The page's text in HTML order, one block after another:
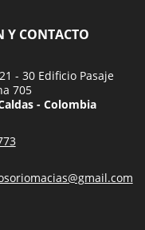
Y CONTACTO
- 30 Edificio Pasaje
705
- Colombia